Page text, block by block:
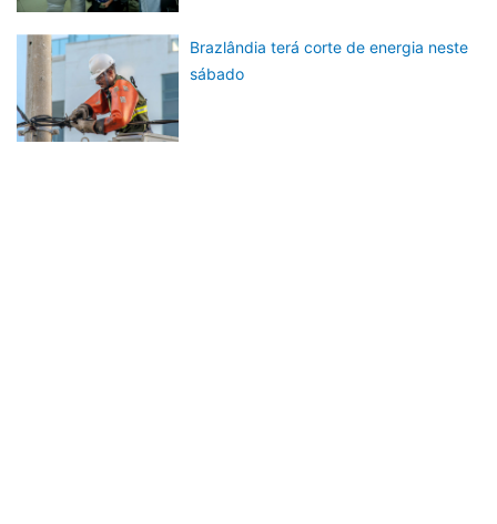
Brazlândia terá corte de energia neste
sábado